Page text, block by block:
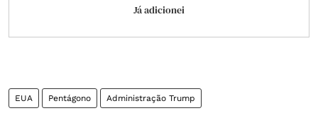
Já adicionei
EUA Pentágono Administração Trump